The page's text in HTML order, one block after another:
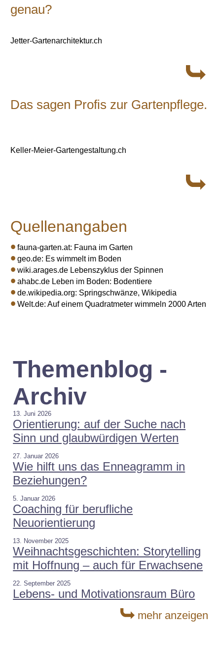
genau?
Jetter-Gartenarchitektur.ch
Das sagen Profis zur Gartenpflege.
Keller-Meier-Gartengestaltung.ch
Quellenangaben
fauna-garten.at: Fauna im Garten
geo.de: Es wimmelt im Boden
wiki.arages.de Lebenszyklus der Spinnen
ahabc.de Leben im Boden: Bodentiere
de.wikipedia.org: Springschwänze, Wikipedia
Welt.de: Auf einem Quadratmeter wimmeln 2000 Arten
Themenblog -
Archiv
13. Juni 2026
Orientierung: auf der Suche nach
Sinn und glaubwürdigen Werten
27. Januar 2026
Wie hilft uns das Enneagramm in
Beziehungen?
5. Januar 2026
Coaching für berufliche
Neuorientierung
13. November 2025
Weihnachtsgeschichten: Storytelling
mit Hoffnung – auch für Erwachsene
22. September 2025
Lebens- und Motivationsraum Büro
mehr anzeigen